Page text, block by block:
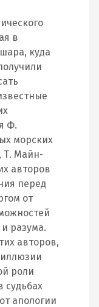
в
куда
Ф.
морских
Т. Майн‐
авторов
перед
от
разума.
авторов,
роли
судьбах
апологии